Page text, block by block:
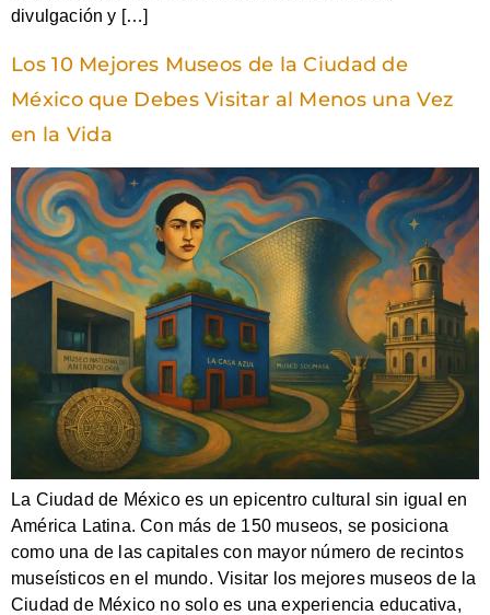
divulgación y […]
Los 10 Mejores Museos de la Ciudad de
México que Debes Visitar al Menos una Vez
en la Vida
La Ciudad de México es un epicentro cultural sin igual en
América Latina. Con más de 150 museos, se posiciona
como una de las capitales con mayor número de recintos
museísticos en el mundo. Visitar los mejores museos de la
Ciudad de México no solo es una experiencia educativa,